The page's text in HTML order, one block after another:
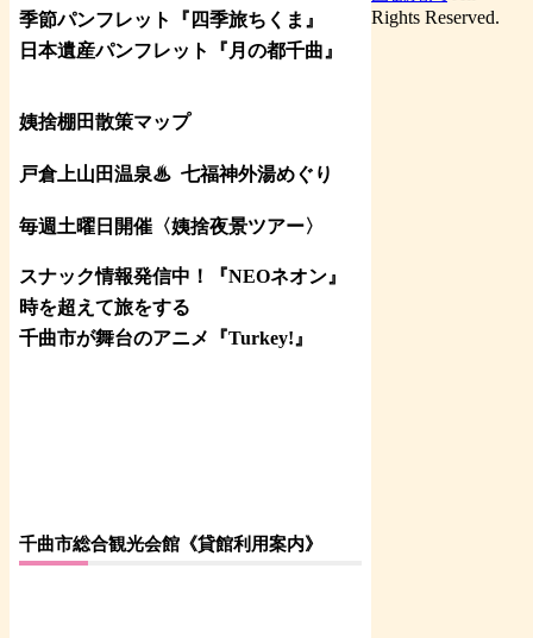
季節パンフレット『四季旅ちくま』
日本遺産パンフレット
『月の都千曲 』
姨捨棚田散策マップ
戸倉上山田温泉♨ 七福神外湯めぐり
毎週土曜日開催〈姨捨夜景ツアー〉
スナック情報発信中！『NEOネオン』
時を超えて旅をする
千曲市が舞台のアニメ『Turkey!』
千曲市総合観光会館《貸館利用案内》
Rights Reserved.